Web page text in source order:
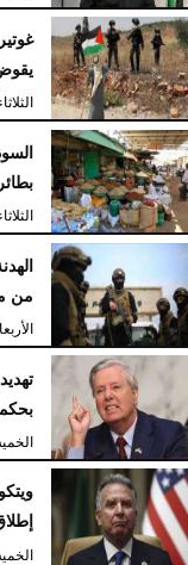
الثلاثاء، 17
الثلاثاء، 17
من
الأربعاء، 21
الخميس، 15
الخميس، 15